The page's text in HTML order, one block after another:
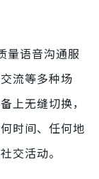
量语音沟通服
流等多种场
上无缝切换，
时间、任何地
交活动。